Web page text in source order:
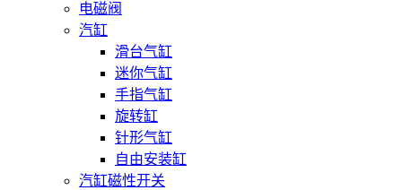
电磁阀
汽缸
滑台气缸
迷你气缸
手指气缸
旋转缸
针形气缸
自由安装缸
汽缸磁性开关